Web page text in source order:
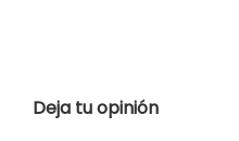
Deja tu opinión